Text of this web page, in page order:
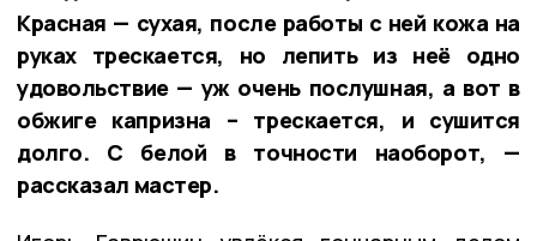
Красная — сухая, после работы с ней кожа на
руках трескается, но лепить из неё одно
удовольствие — уж очень послушная, а вот в
обжиге капризна – трескается, и сушится
долго. С белой в точности наоборот, —
рассказал мастер.